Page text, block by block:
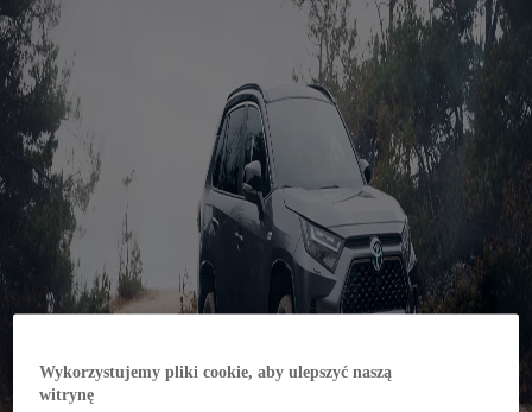
Wykorzystujemy pliki cookie, aby ulepszyć naszą
witrynę